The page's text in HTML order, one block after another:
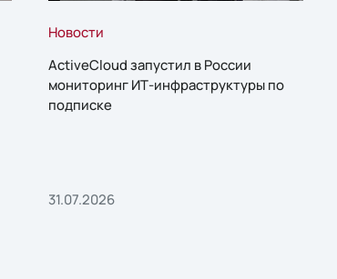
Новости
ActiveCloud запустил в России
мониторинг ИТ-инфраструктуры по
подписке
31.07.2026